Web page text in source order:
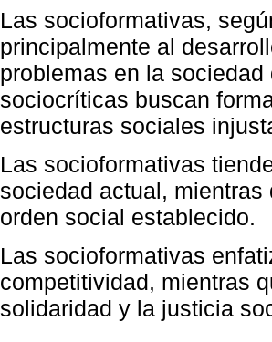
Las socioformativas,
principalmente al
problemas en la
sociocríticas buscan
estructuras sociales
Las socioformativas
sociedad actual,
orden social establecido.
Las socioformativas
competitividad, mientras
solidaridad y la justicia